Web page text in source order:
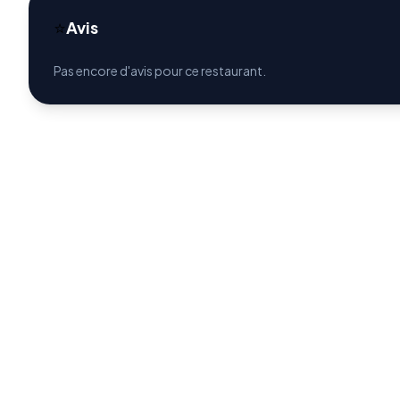
⭐Avis
Pas encore d'avis pour ce restaurant.